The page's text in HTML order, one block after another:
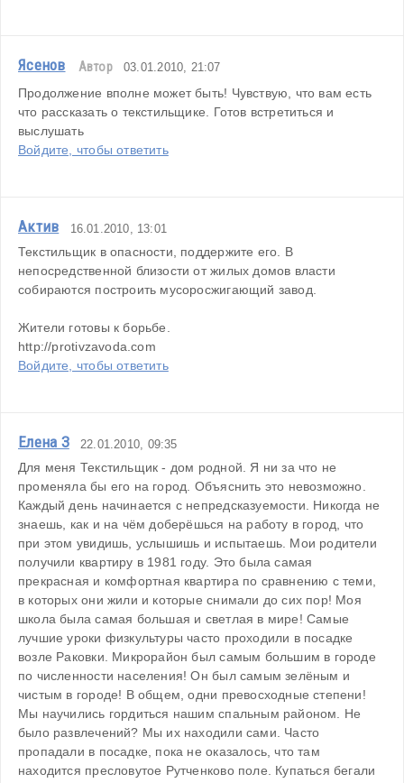
Ясенов Автор 03.01.2010, 21:07
Продолжение вполне может быть! Чувствую, что вам есть
что рассказать о текстильщике. Готов встретиться и
выслушать
Войдите, чтобы ответить
Актив 16.01.2010, 13:01
Текстильщик в опасности, поддержите его. В
непосредственной близости от жилых домов власти
собираются построить мусоросжигающий завод.
Жители готовы к борьбе.
http://protivzavoda.com
Войдите, чтобы ответить
Елена З 22.01.2010, 09:35
Для меня Текстильщик - дом родной. Я ни за что не
променяла бы его на город. Объяснить это невозможно.
Каждый день начинается с непредсказуемости. Никогда не
знаешь, как и на чём доберёшься на работу в город, что
при этом увидишь, услышишь и испытаешь. Мои родители
получили квартиру в 1981 году. Это была самая
прекрасная и комфортная квартира по сравнению с теми,
в которых они жили и которые снимали до сих пор! Моя
школа была самая большая и светлая в мире! Самые
лучшие уроки физкультуры часто проходили в посадке
возле Раковки. Микрорайон был самым большим в городе
по численности населения! Он был самым зелёным и
чистым в городе! В общем, одни превосходные степени!
Мы научились гордиться нашим спальным районом. Не
было развлечений? Мы их находили сами. Часто
пропадали в посадке, пока не оказалось, что там
находится пресловутое Рутченково поле. Купаться бегали